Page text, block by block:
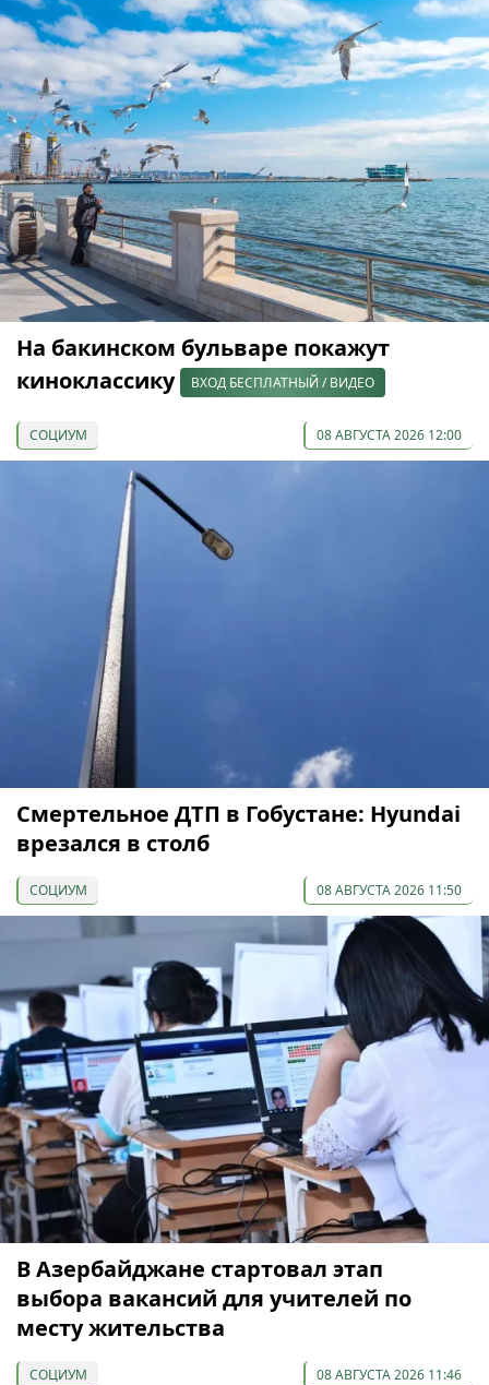
На бакинском бульваре покажут
киноклассику
ВХОД БЕСПЛАТНЫЙ / ВИДЕО
СОЦИУМ 08 АВГУСТА 2026 12:00
Смертельное ДТП в Гобустане: Hyundai
врезался в столб
СОЦИУМ 08 АВГУСТА 2026 11:50
В Азербайджане стартовал этап
выбора вакансий для учителей по
месту жительства
СОЦИУМ 08 АВГУСТА 2026 11:46